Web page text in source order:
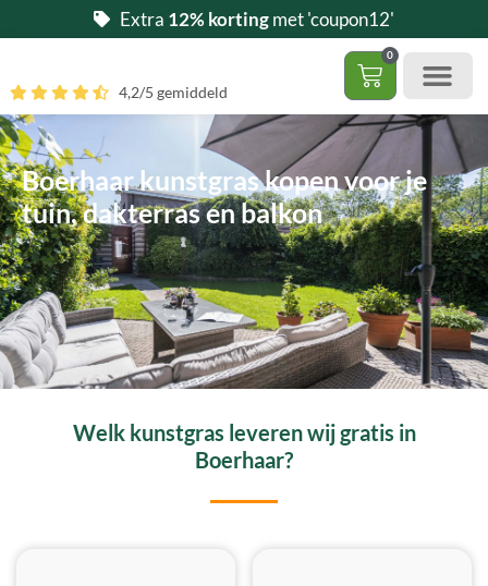
naar
inhoud
Extra 12% kortingmet 'coupon12'
0
4,2/5 gemiddeld
Boerhaar kunstgras kopen voor je
tuin, dakterras en balkon
Welk kunstgras leveren wij gratis in
Boerhaar?